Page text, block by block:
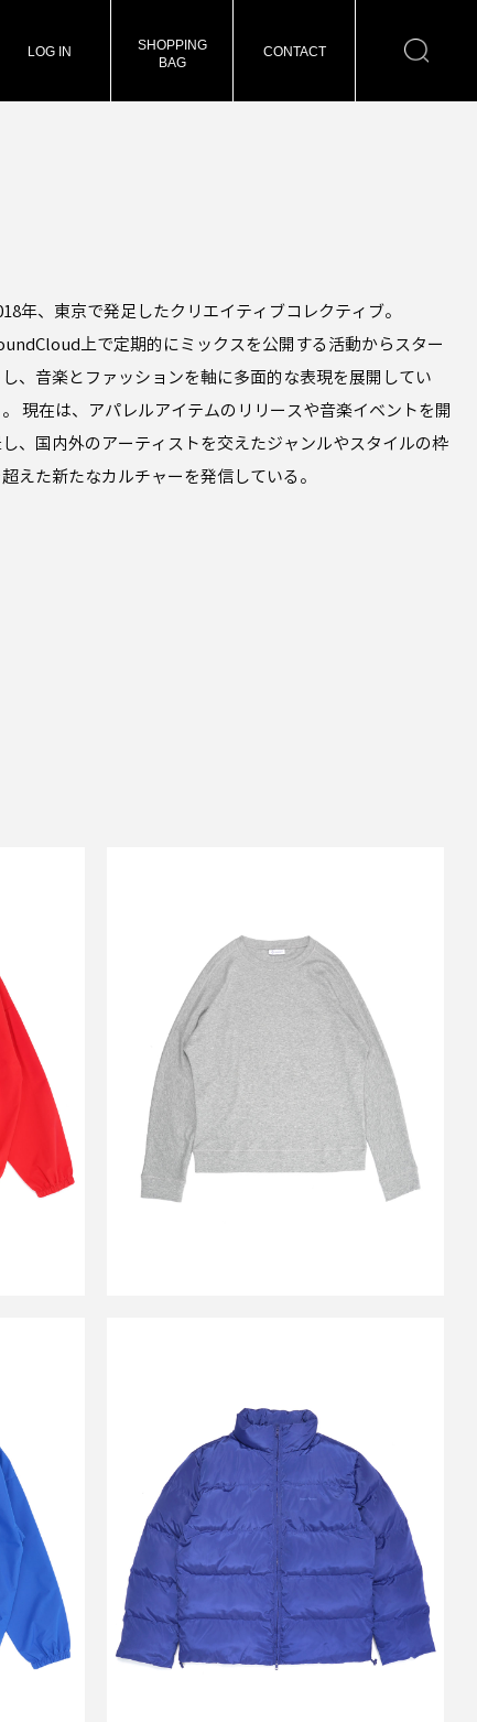
LOG IN
SHOPPING
BAG
CONTACT
年、東京で発足したクリエイティブコレクティブ。
上で定期的にミックスを公開する活動からスター
し、音楽とファッションを軸に多面的な表現を展開してい
現在は、アパレルアイテムのリリースや音楽イベントを開
、国内外のアーティストを交えたジャンルやスタイルの枠
えた新たなカルチャーを発信している。
SOUND SPORTS
LONG SLEEVED TEE GREY_
￥14,500
↓
SOUND SPORTS
PUFFER JACKET BLUE_
￥45,001
↓